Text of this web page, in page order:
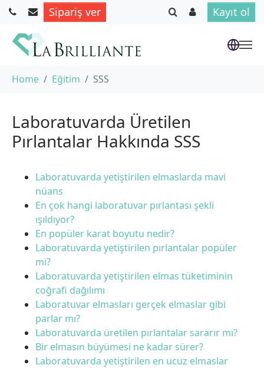
Sipariş ver Kayıt ol
Home Eğitim SSS
Laboratuvarda Üretilen
Pırlantalar Hakkında SSS
Laboratuvarda yetiştirilen elmaslarda mavi
nüans
En çok hangi laboratuvar pırlantası şekli
ışıldıyor?
En popüler karat boyutu nedir?
Laboratuvarda yetiştirilen pırlantalar popüler
mi?
Laboratuvarda yetiştirilen elmas tüketiminin
coğrafi dağılımı
Laboratuvar elmasları gerçek elmaslar gibi
parlar mı?
Laboratuvarda üretilen pırlantalar sararır mı?
Bir elmasın büyümesi ne kadar sürer?
Laboratuvarda yetiştirilen en ucuz elmaslar